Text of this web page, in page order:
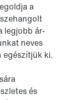
a
legjobb ár-
neves
egészítjük ki.
és